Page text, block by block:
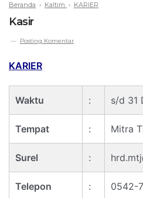
Beranda › Kaltim › KARIER
Kasir
Posting Komentar
KARIER
Waktu : s/d 31
Tempat : Mitra
Surel :
Telepon : 0542-